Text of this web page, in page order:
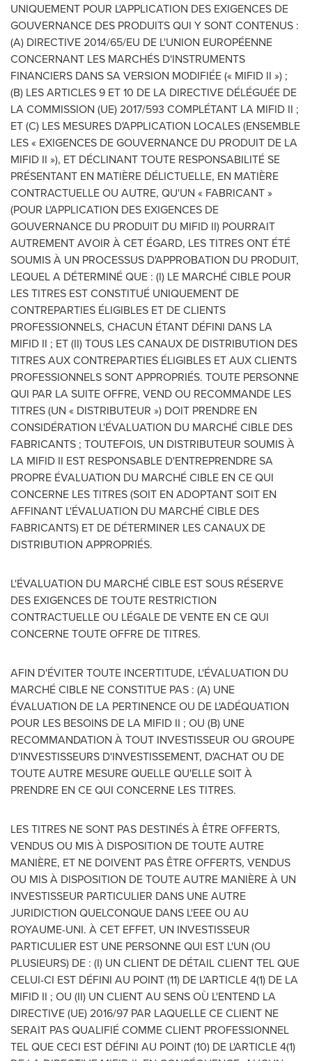
UNIQUEMENT POUR L'APPLICATION DES EXIGENCES DE
GOUVERNANCE DES PRODUITS QUI Y SONT CONTENUS :
(A) DIRECTIVE 2014/65/EU DE L'UNION EUROPÉENNE
CONCERNANT LES MARCHÉS D'INSTRUMENTS
FINANCIERS DANS SA VERSION MODIFIÉE (« MIFID II ») ;
(B) LES ARTICLES 9 ET 10 DE LA DIRECTIVE DÉLÉGUÉE DE
LA COMMISSION (UE) 2017/593 COMPLÉTANT LA MIFID II ;
ET (C) LES MESURES D'APPLICATION LOCALES (ENSEMBLE
LES « EXIGENCES DE GOUVERNANCE DU PRODUIT DE LA
MIFID II »), ET DÉCLINANT TOUTE RESPONSABILITÉ SE
PRÉSENTANT EN MATIÈRE DÉLICTUELLE, EN MATIÈRE
CONTRACTUELLE OU AUTRE, QU'UN « FABRICANT »
(POUR L'APPLICATION DES EXIGENCES DE
GOUVERNANCE DU PRODUIT DU MIFID II) POURRAIT
AUTREMENT AVOIR À CET ÉGARD, LES TITRES ONT ÉTÉ
SOUMIS À UN PROCESSUS D'APPROBATION DU PRODUIT,
LEQUEL A DÉTERMINÉ QUE : (I) LE MARCHÉ CIBLE POUR
LES TITRES EST CONSTITUÉ UNIQUEMENT DE
CONTREPARTIES ÉLIGIBLES ET DE CLIENTS
PROFESSIONNELS, CHACUN ÉTANT DÉFINI DANS LA
MIFID II ; ET (II) TOUS LES CANAUX DE DISTRIBUTION DES
TITRES AUX CONTREPARTIES ÉLIGIBLES ET AUX CLIENTS
PROFESSIONNELS SONT APPROPRIÉS. TOUTE PERSONNE
QUI PAR LA SUITE OFFRE, VEND OU RECOMMANDE LES
TITRES (UN « DISTRIBUTEUR ») DOIT PRENDRE EN
CONSIDÉRATION L'ÉVALUATION DU MARCHÉ CIBLE DES
FABRICANTS ; TOUTEFOIS, UN DISTRIBUTEUR SOUMIS À
LA MIFID II EST RESPONSABLE D'ENTREPRENDRE SA
PROPRE ÉVALUATION DU MARCHÉ CIBLE EN CE QUI
CONCERNE LES TITRES (SOIT EN ADOPTANT SOIT EN
AFFINANT L'ÉVALUATION DU MARCHÉ CIBLE DES
FABRICANTS) ET DE DÉTERMINER LES CANAUX DE
DISTRIBUTION APPROPRIÉS.
L'ÉVALUATION DU MARCHÉ CIBLE EST SOUS RÉSERVE
DES EXIGENCES DE TOUTE RESTRICTION
CONTRACTUELLE OU LÉGALE DE VENTE EN CE QUI
CONCERNE TOUTE OFFRE DE TITRES.
AFIN D'ÉVITER TOUTE INCERTITUDE, L'ÉVALUATION DU
MARCHÉ CIBLE NE CONSTITUE PAS : (A) UNE
ÉVALUATION DE LA PERTINENCE OU DE L'ADÉQUATION
POUR LES BESOINS DE LA MIFID II ; OU (B) UNE
RECOMMANDATION À TOUT INVESTISSEUR OU GROUPE
D'INVESTISSEURS D'INVESTISSEMENT, D'ACHAT OU DE
TOUTE AUTRE MESURE QUELLE QU'ELLE SOIT À
PRENDRE EN CE QUI CONCERNE LES TITRES.
LES TITRES NE SONT PAS DESTINÉS À ÊTRE OFFERTS,
VENDUS OU MIS À DISPOSITION DE TOUTE AUTRE
MANIÈRE, ET NE DOIVENT PAS ÊTRE OFFERTS, VENDUS
OU MIS À DISPOSITION DE TOUTE AUTRE MANIÈRE À UN
INVESTISSEUR PARTICULIER DANS UNE AUTRE
JURIDICTION QUELCONQUE DANS L'EEE OU AU
ROYAUME-UNI. À CET EFFET, UN INVESTISSEUR
PARTICULIER EST UNE PERSONNE QUI EST L'UN (OU
PLUSIEURS) DE : (I) UN CLIENT DE DÉTAIL CLIENT TEL QUE
CELUI-CI EST DÉFINI AU POINT (11) DE L'ARTICLE 4(1) DE LA
MIFID II ; OU (II) UN CLIENT AU SENS OÙ L'ENTEND LA
DIRECTIVE (UE) 2016/97 PAR LAQUELLE CE CLIENT NE
SERAIT PAS QUALIFIÉ COMME CLIENT PROFESSIONNEL
TEL QUE CECI EST DÉFINI AU POINT (10) DE L'ARTICLE 4(1)